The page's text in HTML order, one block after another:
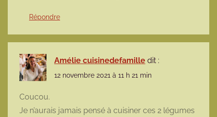
Répondre
Amélie cuisinedefamille dit :
12 novembre 2021 à 11 h 21 min
Coucou.
Je n’aurais jamais pensé à cuisiner ces 2 légumes